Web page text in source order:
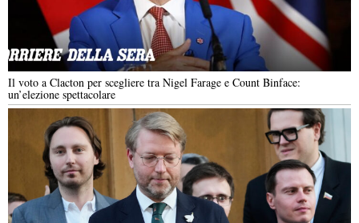
Il voto a Clacton per scegliere tra Nigel Farage e Count Binface:
un’elezione spettacolare